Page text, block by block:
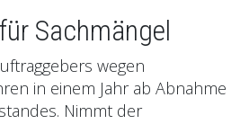
Sachmängel
wegen
in einem Jahr ab Abnahme
Nimmt der